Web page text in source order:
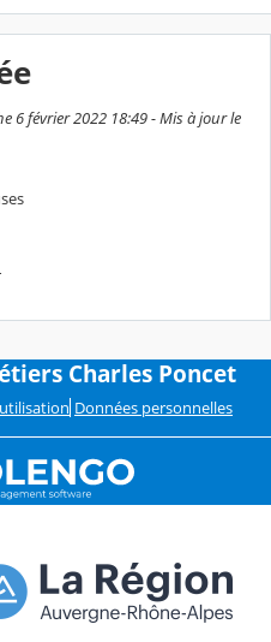
6 février 2022 18:49 - Mis à jour le
Charles Poncet
Données personnelles